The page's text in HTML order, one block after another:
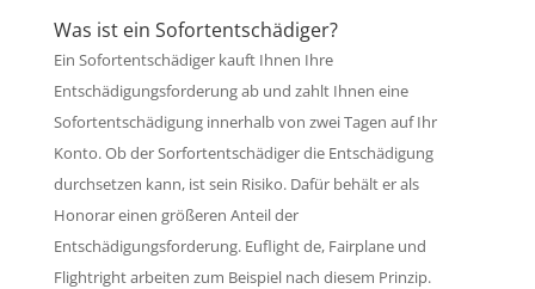
Was ist ein Sofortentschädiger?
Ein Sofortentschädiger kauft Ihnen Ihre
Entschädigungsforderung ab und zahlt Ihnen eine
Sofortentschädigung innerhalb von zwei Tagen auf Ihr
Konto. Ob der Sorfortentschädiger die Entschädigung
durchsetzen kann, ist sein Risiko. Dafür behält er als
Honorar einen größeren Anteil der
Entschädigungsforderung. Euflight de, Fairplane und
Flightright arbeiten zum Beispiel nach diesem Prinzip.